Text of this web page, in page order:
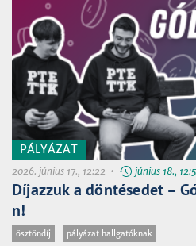
PÁLYÁZAT
2026. június 17., 12:22 • június 18.,
Díjazzuk a döntésedet –
n!
ösztöndíj pályázat hallgatóknak